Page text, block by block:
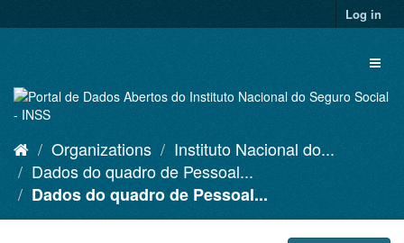
to
Log in
Organizations
Instituto Nacional do...
Dados do quadro de Pessoal...
Dados do quadro de Pessoal...